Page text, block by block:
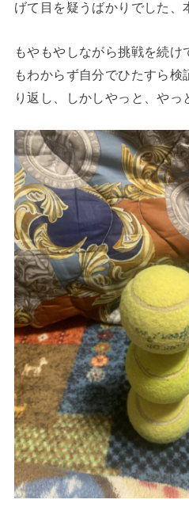
げて目を疑うばかりでした、
もやもやしながら挑戦を続
もわからず自分でひたすら
り返し、しかしやっと、や